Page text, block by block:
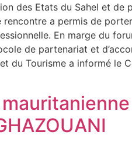
des Etats du Sahel et de
a permis de
En marge du
de partenariat et
du Tourisme a informé le